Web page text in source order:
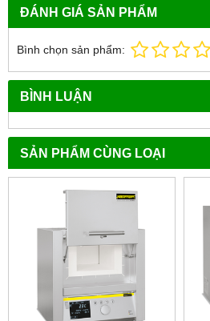
ĐÁNH GIÁ SẢN PHẨM
Bình chọn sản phẩm:
BÌNH LUẬN
SẢN PHẨM CÙNG LOẠI